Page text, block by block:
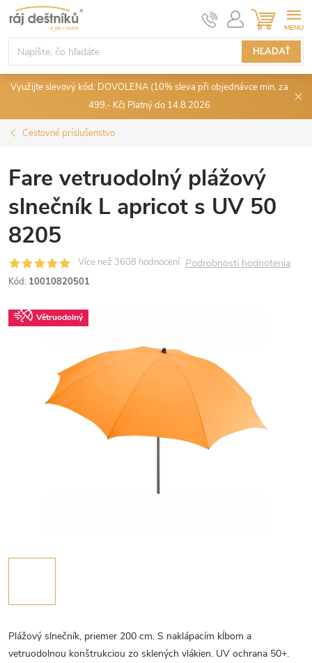
Prejsť
na
obsah
HĽADAŤ
KOŠÍK
Využijte slevový kód: DOVOLENA (10% sleva při objednávce min. za
499,- Kč) Platný do 14.8.2026
Cestovné príslušenstvo
Fare vetruodolný plážový
slnečník L apricot s UV 50
8205
Podrobnosti hodnotenia
Kód: 10010820501
Větruodolný
Plážový slnečník, priemer 200 cm. S naklápacím kĺbom a
vetruodolnou konštrukciou zo sklených vlákien. UV ochrana 50+.